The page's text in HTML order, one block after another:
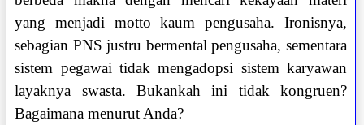
yang menjadi motto kaum pengusaha. Ironisnya,
sebagian PNS justru bermental pengusaha, sementara
sistem pegawai tidak mengadopsi sistem karyawan
layaknya swasta. Bukankah ini tidak kongruen?
Bagaimana menurut Anda?